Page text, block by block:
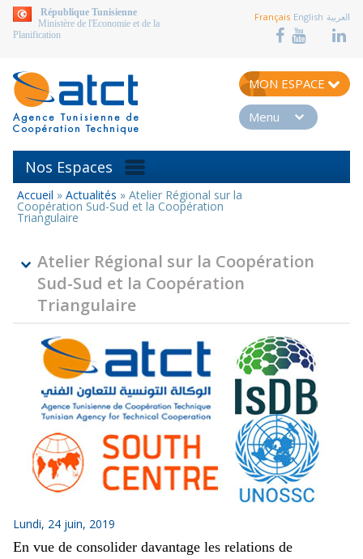
aller au contenu
République Tunisienne
Ministère de l'Economie et de la
Planification
Français English العربية
MON ESPACE
Menu
Nos Espaces
Vous
êtes
Accueil » Actualités » Atelier Régional sur la
Coopération Sud-Sud et la Coopération
Triangulaire
Atelier Régional sur la Coopération
Sud-Sud et la Coopération
Triangulaire
Lundi, 24 juin, 2019
En vue de consolider davantage les relations de